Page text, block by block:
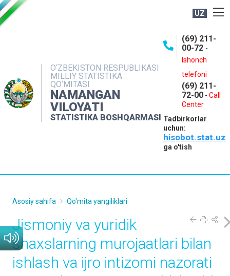
UZ
O‘ZBEKISTON RESPUBLIKASI
MILLIY STATISTIKA
QO‘MITASI
NAMANGAN
VILOYATI
STATISTIKA BOSHQARMASI
(69) 211-
00-72 -
Ishonch
telefoni
(69) 211-
72-00 - Call
Center
Tadbirkorlar
uchun:
hisobot.stat.uz
ga o'tish
NASHRLAR
INTERAKTIV XIZMATLAR
MATBUOT XIZMATI
MUROJAATLAR
Asosiy sahifa Qo'mita yangiliklari
Jismoniy va yuridik
shaxslarning murojaatlari bilan
ishlash va ijro intizomi nazorati